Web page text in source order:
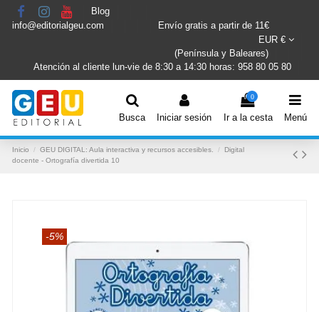
Blog
info@editorialgeu.com
Envío gratis a partir de 11€
EUR €
(Península y Baleares)
Atención al cliente lun-vie de 8:30 a 14:30 horas: 958 80 05 80
Busca Iniciar sesión
0
Ir a la cesta Menú
Inicio GEU DIGITAL: Aula interactiva y recursos accesibles.
Digital
docente - Ortografía divertida 10
-5%